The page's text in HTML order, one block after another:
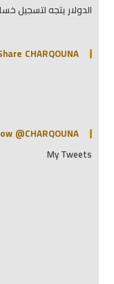
الدولار يتجه لتسجيل
CHARQOUNA
@CHARQOUNA
My Tweets